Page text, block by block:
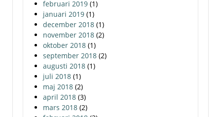
februari 2019 (1)
januari 2019 (1)
december 2018 (1)
november 2018 (2)
oktober 2018 (1)
september 2018 (2)
augusti 2018 (1)
juli 2018 (1)
maj 2018 (2)
april 2018 (3)
mars 2018 (2)